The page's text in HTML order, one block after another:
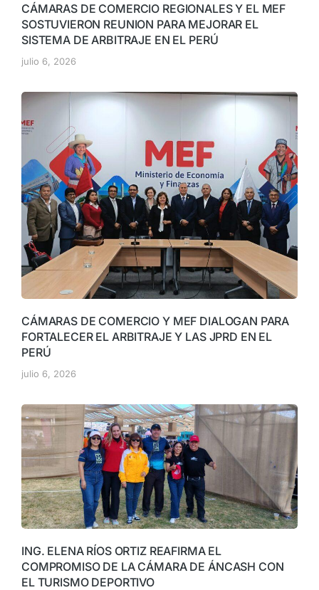
CÁMARAS DE COMERCIO REGIONALES Y EL MEF
SOSTUVIERON REUNION PARA MEJORAR EL
SISTEMA DE ARBITRAJE EN EL PERÚ
julio 6, 2026
CÁMARAS DE COMERCIO Y MEF DIALOGAN PARA
FORTALECER EL ARBITRAJE Y LAS JPRD EN EL
PERÚ
julio 6, 2026
ING. ELENA RÍOS ORTIZ REAFIRMA EL
COMPROMISO DE LA CÁMARA DE ÁNCASH CON
EL TURISMO DEPORTIVO